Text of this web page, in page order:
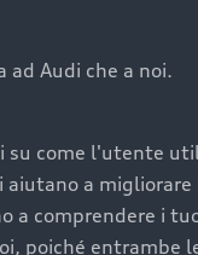
e all'aspetto,
a una maggiore
Audi che a noi.
su come l'utente
a
a comprendere i
poiché entrambe